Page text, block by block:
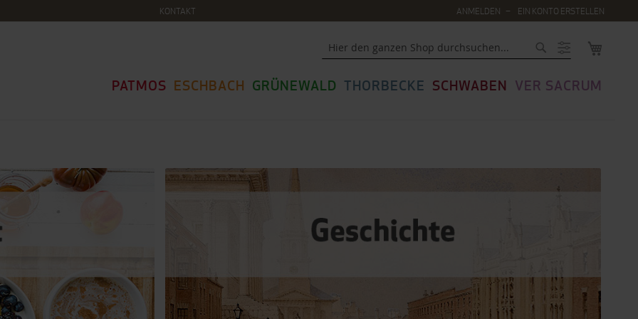
KONTAKT ANMELDEN EIN KONTO ERSTELLEN
PATMOS ESCHBACH GRÜNEWALD THORBECKE SCHWABEN VER SACRUM